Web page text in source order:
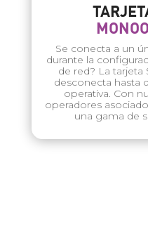
Se conecta a un
durante la
de red? La
desconecta hasta
operativa. Con
operadores
una gama de